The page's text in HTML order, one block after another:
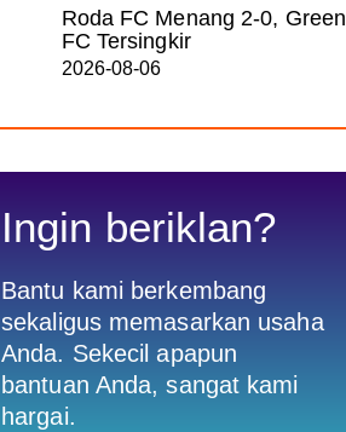
Roda FC Menang 2-0, Green
FC Tersingkir
2026-08-06
Ingin beriklan?
Bantu kami berkembang
sekaligus memasarkan usaha
Anda. Sekecil apapun
bantuan Anda, sangat kami
hargai.